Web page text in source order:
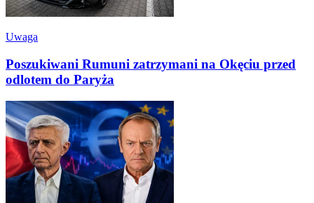
Uwaga
Poszukiwani Rumuni zatrzymani na Okęciu przed
odlotem do Paryża